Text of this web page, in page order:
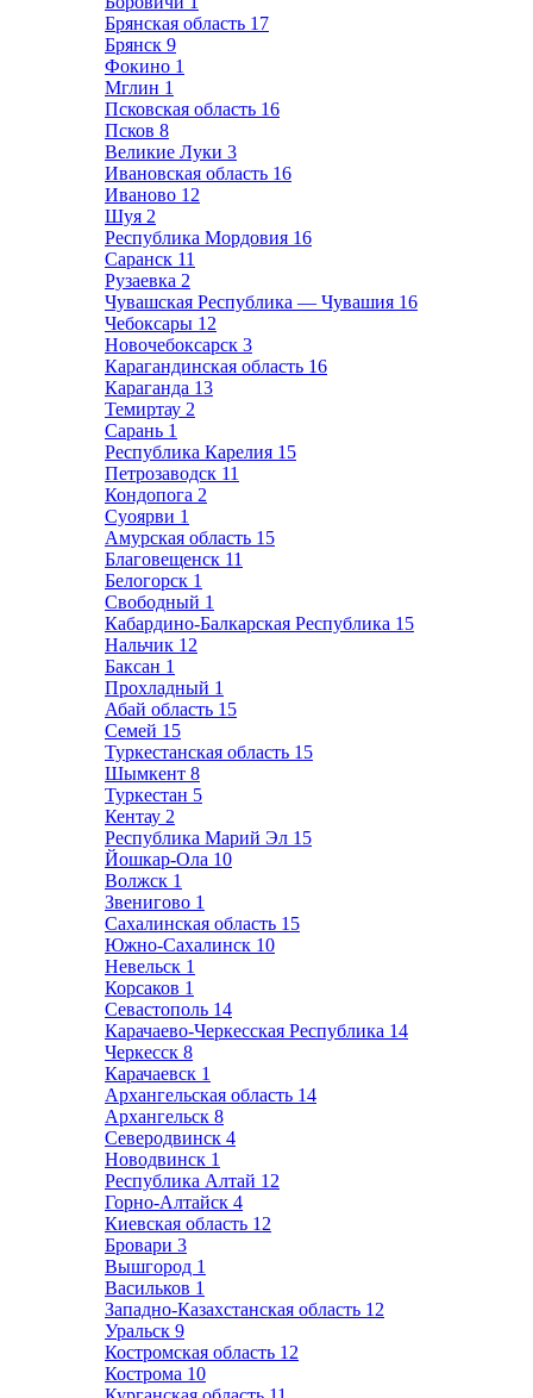
Брянская область 17
Брянск 9
Фокино 1
Мглин 1
Псковская область 16
Псков 8
Великие Луки 3
Ивановская область 16
Иваново 12
Шуя 2
Республика Мордовия 16
Саранск 11
Рузаевка 2
Чувашская Республика — Чувашия 16
Чебоксары 12
Новочебоксарск 3
Карагандинская область 16
Караганда 13
Темиртау 2
Сарань 1
Республика Карелия 15
Петрозаводск 11
Кондопога 2
Суоярви 1
Амурская область 15
Благовещенск 11
Белогорск 1
Свободный 1
Кабардино-Балкарская Республика 15
Нальчик 12
Баксан 1
Прохладный 1
Абай область 15
Семей 15
Туркестанская область 15
Шымкент 8
Туркестан 5
Кентау 2
Республика Марий Эл 15
Йошкар-Ола 10
Волжск 1
Звенигово 1
Сахалинская область 15
Южно-Сахалинск 10
Невельск 1
Корсаков 1
Севастополь 14
Карачаево-Черкесская Республика 14
Черкесск 8
Карачаевск 1
Архангельская область 14
Архангельск 8
Северодвинск 4
Новодвинск 1
Республика Алтай 12
Горно-Алтайск 4
Киевская область 12
Бровари 3
Вышгород 1
Васильков 1
Западно-Казахстанская область 12
Уральск 9
Костромская область 12
Кострома 10